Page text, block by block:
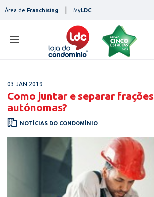
toÁrea de Franchising MyLDC
notícias
contactos
03 JAN 2019
Como juntar e separar frações
autónomas?
NOTÍCIAS DO CONDOMÍNIO